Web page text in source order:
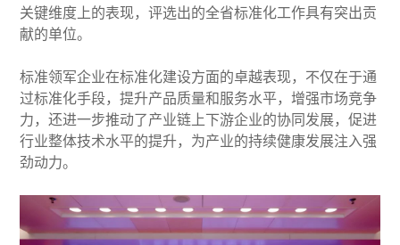
关键维度上的表现，评选出的全省标准化工作具有突出贡
献的单位。
标准领军企业在标准化建设方面的卓越表现，不仅在于通
过标准化手段，提升产品质量和服务水平，增强市场竞争
力，还进一步推动了产业链上下游企业的协同发展，促进
行业整体技术水平的提升，为产业的持续健康发展注入强
劲动力。